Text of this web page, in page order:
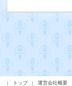
トップ 運営会社概要